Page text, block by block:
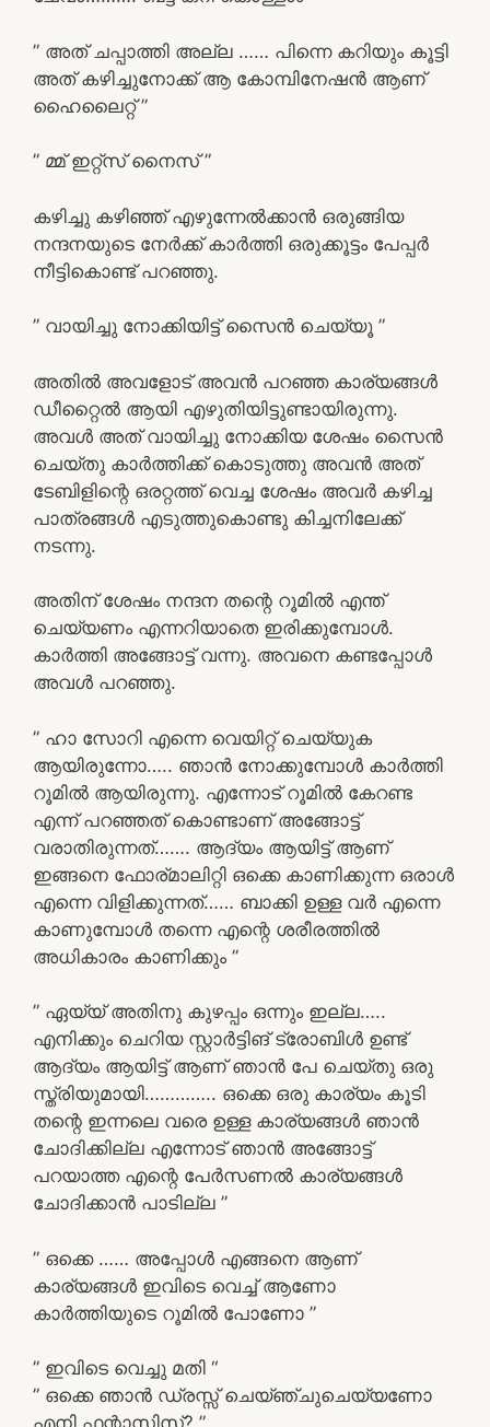
” അത്‌ ചപ്പാത്തി അല്ല …… പിന്നെ കറിയും കൂട്ടി
അത്‌ കഴിച്ചുനോക്ക് ആ കോമ്പിനേഷൻ ആണ്‌
ഹൈലൈറ്റ് ”
” മ്മ് ഇറ്റ്സ് നൈസ് ”
കഴിച്ചു കഴിഞ്ഞ് എഴുന്നേൽക്കാൻ ഒരുങ്ങിയ
നന്ദനയുടെ നേർക്ക് കാർത്തി ഒരുക്കൂട്ടം പേപ്പർ
നീട്ടികൊണ്ട് പറഞ്ഞു.
” വായിച്ചു നോക്കിയിട്ട് സൈൻ ചെയ്യൂ ”
അതിൽ അവളോട് അവൻ പറഞ്ഞ കാര്യങ്ങൾ
ഡീറ്റൈൽ ആയി എഴുതിയിട്ടുണ്ടായിരുന്നു.
അവൾ അത്‌ വായിച്ചു നോക്കിയ ശേഷം സൈൻ
ചെയ്തു കാർത്തിക്ക് കൊടുത്തു അവൻ അത്‌
ടേബിളിന്റെ ഒരറ്റത്ത് വെച്ച ശേഷം അവർ കഴിച്ച
പാത്രങ്ങൾ എടുത്തുകൊണ്ടു കിച്ചനിലേക്ക്
നടന്നു.
അതിന് ശേഷം നന്ദന തന്റെ റൂമിൽ എന്ത്
ചെയ്യണം എന്നറിയാതെ ഇരിക്കുമ്പോൾ.
കാർത്തി അങ്ങോട്ട് വന്നു. അവനെ കണ്ടപ്പോൾ
അവൾ പറഞ്ഞു.
” ഹാ സോറി എന്നെ വെയിറ്റ് ചെയ്യുക
ആയിരുന്നോ….. ഞാൻ നോക്കുമ്പോൾ കാർത്തി
റൂമിൽ ആയിരുന്നു. എന്നോട് റൂമിൽ കേറണ്ട
എന്ന് പറഞ്ഞത് കൊണ്ടാണ് അങ്ങോട്ട്
വരാതിരുന്നത്……. ആദ്യം ആയിട്ട് ആണ്‌
ഇങ്ങനെ ഫോര്മാലിറ്റി ഒക്കെ കാണിക്കുന്ന ഒരാൾ
എന്നെ വിളിക്കുന്നത്…… ബാക്കി ഉള്ള വർ എന്നെ
കാണുമ്പോൾ തന്നെ എന്റെ ശരീരത്തിൽ
അധികാരം കാണിക്കും ”
” ഏയ്യ് അതിനു കുഴപ്പം ഒന്നും ഇല്ല…..
എനിക്കും ചെറിയ സ്റ്റാർട്ടിങ് ട്രോബിൾ ഉണ്ട്
ആദ്യം ആയിട്ട് ആണ്‌ ഞാൻ പേ ചെയ്തു ഒരു
സ്ത്രിയുമായി………….. ഒക്കെ ഒരു കാര്യം കൂടി
തന്റെ ഇന്നലെ വരെ ഉള്ള കാര്യങ്ങൾ ഞാൻ
ചോദിക്കില്ല എന്നോട് ഞാൻ അങ്ങോട്ട്
പറയാത്ത എന്റെ പേർസണൽ കാര്യങ്ങൾ
ചോദിക്കാൻ പാടില്ല ”
” ഒക്കെ …… അപ്പോൾ എങ്ങനെ ആണ്‌
കാര്യങ്ങൾ ഇവിടെ വെച്ച് ആണോ
കാർത്തിയുടെ റൂമിൽ പോണോ ”
” ഇവിടെ വെച്ചു മതി “
” ഒക്കെ ഞാൻ ഡ്രസ്സ്‌ ചെയ്ഞ്ചുചെയ്യണോ
എനി ഫന്റാസിസ്? ”